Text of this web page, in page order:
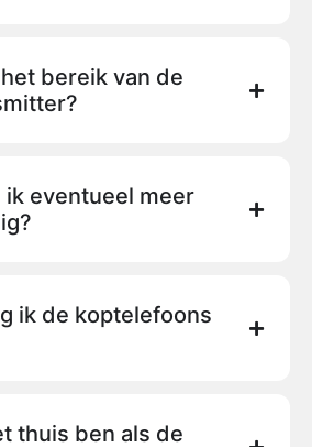
bereik van de
ik eventueel meer
ik de koptelefoons
thuis ben als de